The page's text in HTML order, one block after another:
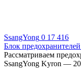
SsangYong 0 17 416
Блок
Рассматриваем
SsangYong Kyron —